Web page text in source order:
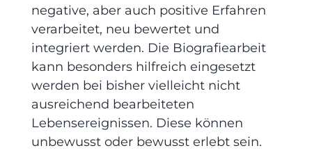
negative, aber auch positive Erfahren
verarbeitet, neu bewertet und
integriert werden. Die Biografiearbeit
kann besonders hilfreich eingesetzt
werden bei bisher vielleicht nicht
ausreichend bearbeiteten
Lebensereignissen. Diese können
unbewusst oder bewusst erlebt sein.